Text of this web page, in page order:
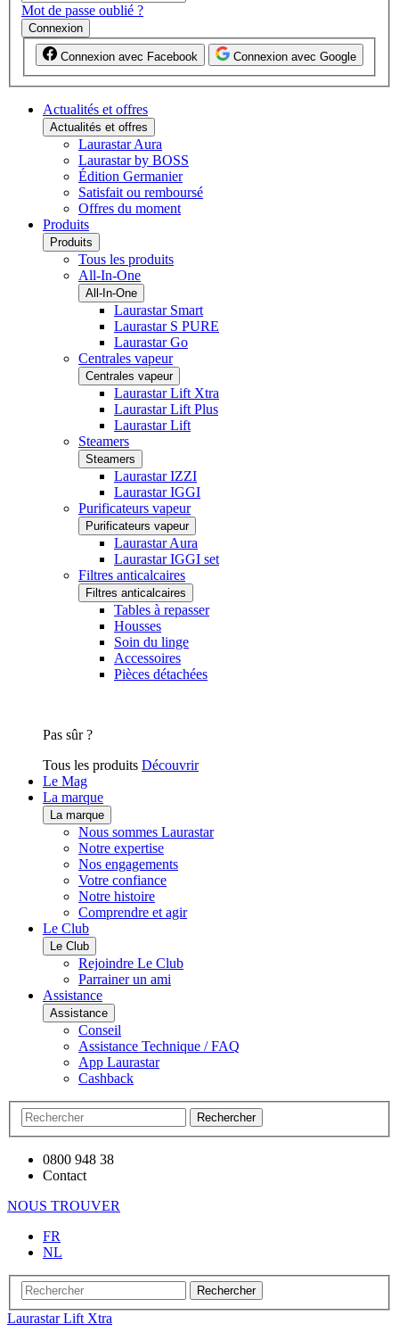
Mot de passe oublié ?
Connexion
Connexion avec Facebook Connexion avec Google
Actualités et offres
Actualités et offres
Laurastar Aura
Laurastar by BOSS
Édition Germanier
Satisfait ou remboursé
Offres du moment
Produits
Produits
Tous les produits
All-In-One
All-In-One
Laurastar Smart
Laurastar S PURE
Laurastar Go
Centrales vapeur
Centrales vapeur
Laurastar Lift Xtra
Laurastar Lift Plus
Laurastar Lift
Steamers
Steamers
Laurastar IZZI
Laurastar IGGI
Purificateurs vapeur
Purificateurs vapeur
Laurastar Aura
Laurastar IGGI set
Filtres anticalcaires
Filtres anticalcaires
Tables à repasser
Housses
Soin du linge
Accessoires
Pièces détachées
Pas sûr ?
Tous les produits Découvrir
Le Mag
La marque
La marque
Nous sommes Laurastar
Notre expertise
Nos engagements
Votre confiance
Notre histoire
Comprendre et agir
Le Club
Le Club
Rejoindre Le Club
Parrainer un ami
Assistance
Assistance
Conseil
Assistance Technique / FAQ
App Laurastar
Cashback
Rechercher
0800 948 38
Contact
NOUS TROUVER
FR
NL
Rechercher
Laurastar Lift Xtra